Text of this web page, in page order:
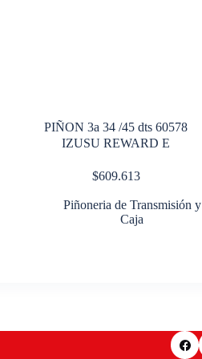
PIÑON 3a 34 /45 dts 60578
IZUSU REWARD E
$609.613
Piñoneria de Transmisión y
Caja